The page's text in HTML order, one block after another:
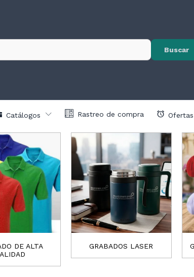
Buscar
Catálogos Rastreo de compra Ofertas
DE ALTA
GRABADOS LASER